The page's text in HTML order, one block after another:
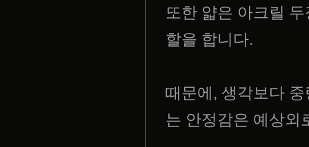
또한 얇은 아크릴
할을 합니다.
때문에, 생각보다
는 안정감은 예상외